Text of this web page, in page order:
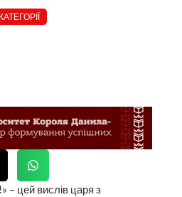
– цей вислів царя з